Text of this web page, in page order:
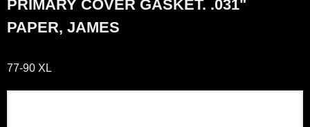
PRIMARY COVER GASKET. .031"
PAPER, JAMES
77-90 XL